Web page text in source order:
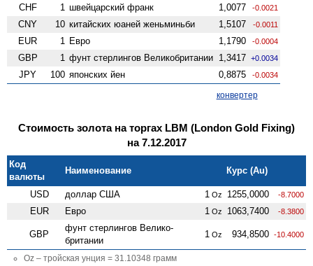
CHF 1 швейцарский франк 1,0077 -0.0021
CNY 10 китайских юаней женьминьби 1,5107 -0.0011
EUR 1 Евро 1,1790 -0.0004
GBP 1 фунт стерлингов Велико­британии 1,3417 +0.0034
JPY 100 японских йен 0,8875 -0.0034
конвертер
Стоимость золота на торгах LBM (London Gold Fixing)
на 7.12.2017
Код
валюты
Наименование Курс (Au)
USD доллар США 1 Oz 1255,0000 -8.7000
EUR Евро 1 Oz 1063,7400 -8.3800
GBP
фунт стерлингов Велико­
британии
1 Oz 934,8500 -10.4000
Oz – тройская унция = 31.10348 грамм